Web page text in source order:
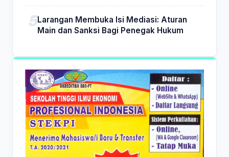
Larangan Membuka Isi Mediasi: Aturan
Main dan Sanksi Bagi Penegak Hukum